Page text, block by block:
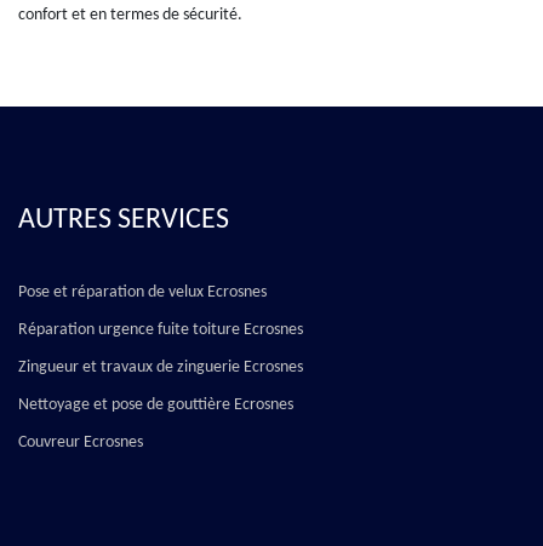
confort et en termes de sécurité.
AUTRES SERVICES
Pose et réparation de velux Ecrosnes
Réparation urgence fuite toiture Ecrosnes
Zingueur et travaux de zinguerie Ecrosnes
Nettoyage et pose de gouttière Ecrosnes
Couvreur Ecrosnes